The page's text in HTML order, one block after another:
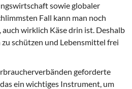
sowie globaler
Fall kann man noch
auch wirklich Käse drin ist. Deshalb
schützen und Lebensmittel frei
geforderte
ein wichtiges Instrument, um